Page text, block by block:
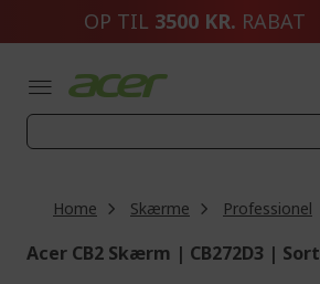
OP TIL 3500 KR. RABAT
Home Skærme Professionel
Acer CB2 Skærm | CB272D3 | Sort